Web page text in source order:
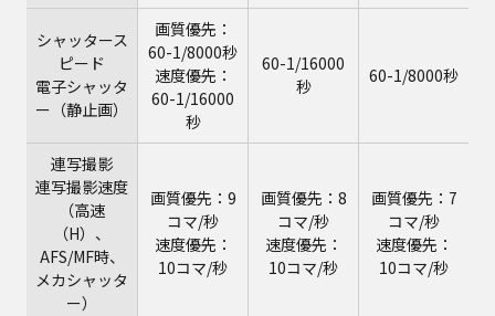
シャッタース
ピード
電子シャッタ
ー（静止画）
画質優先：
60-1/8000秒
速度優先：
60-1/16000
秒
60-1/16000
秒
60-1/8000秒
連写撮影
連写撮影速度
（高速
（H）、
AFS/MF時、
メカシャッタ
ー）
画質優先：9
コマ/秒
速度優先：
10コマ/秒
画質優先：8
コマ/秒
速度優先：
10コマ/秒
画質優先：7
コマ/秒
速度優先：
10コマ/秒